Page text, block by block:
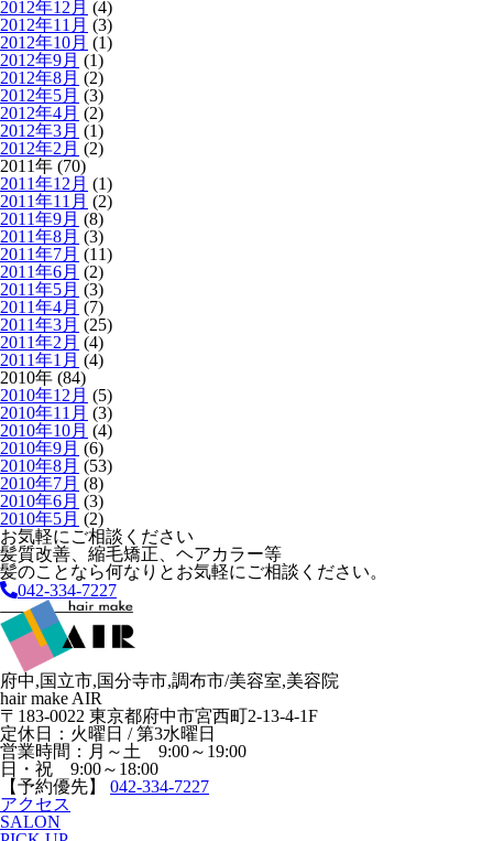
2012年12月 (4)
2012年11月 (3)
2012年10月 (1)
2012年9月 (1)
2012年8月 (2)
2012年5月 (3)
2012年4月 (2)
2012年3月 (1)
2012年2月 (2)
2011年 (70)
2011年12月 (1)
2011年11月 (2)
2011年9月 (8)
2011年8月 (3)
2011年7月 (11)
2011年6月 (2)
2011年5月 (3)
2011年4月 (7)
2011年3月 (25)
2011年2月 (4)
2011年1月 (4)
2010年 (84)
2010年12月 (5)
2010年11月 (3)
2010年10月 (4)
2010年9月 (6)
2010年8月 (53)
2010年7月 (8)
2010年6月 (3)
2010年5月 (2)
お気軽にご相談ください
髪質改善、縮毛矯正、ヘアカラー等
髪のことなら何なりとお気軽にご相談ください。
042-334-7227
府中,国立市,国分寺市,調布市/美容室,美容院
hair make AIR
〒183-0022 東京都府中市宮西町2-13-4-1F
定休日：火曜日 / 第3水曜日
営業時間：月～土 9:00～19:00
日・祝 9:00～18:00
【予約優先】 042-334-7227
アクセス
SALON